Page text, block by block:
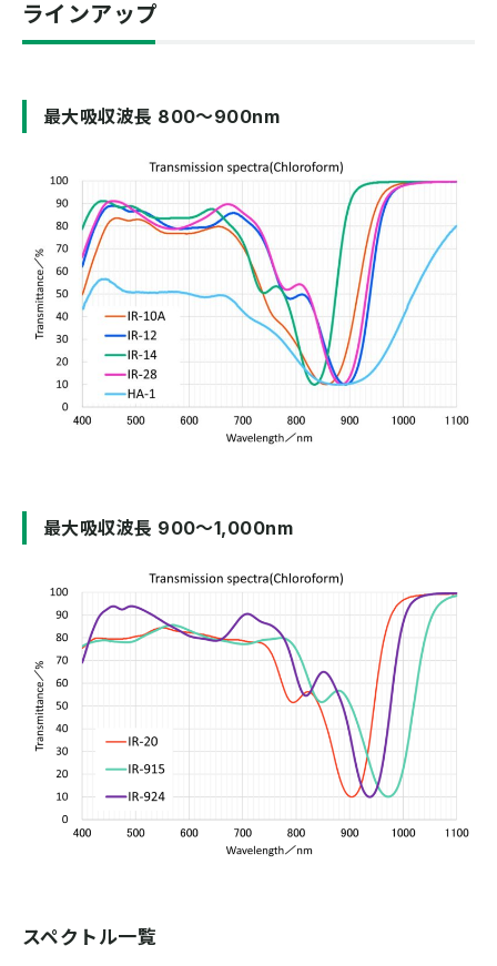
ラインアップ
最大吸収波長 800～900nm
最大吸収波長 900～1,000nm
スペクトル一覧